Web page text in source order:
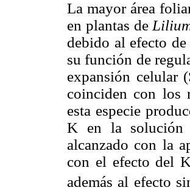
La mayor área
en plantas de
debido al efecto
su función de
expansión celular
coinciden con los
esta especie
K en la
alcanzado con la
con el efecto del
además al efecto